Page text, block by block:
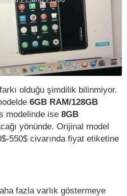
olduğu şimdilik bilinmiyor.
6GB RAM/128GB
modelinde ise 8GB
yönünde. Orijinal model
550$ civarında fiyat etiketine
fazla varlık göstermeye